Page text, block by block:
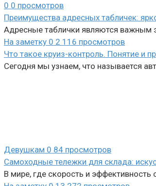
0 0 просмотров
Преимущества адресных табличек:
Адресные таблички являются важным
На заметку 0 2 116 просмотров
Что такое круиз-контроль. Понятие и
Сегодня мы узнаем, что называется
Девушкам 0 84 просмотров
Самоходные тележки для склада:
В мире, где скорость и эффективность